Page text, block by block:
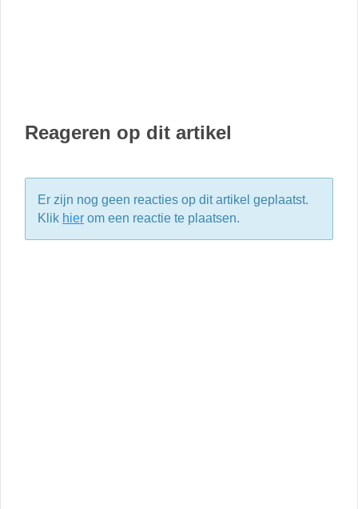
Reageren op dit artikel
Er zijn nog geen reacties op dit artikel geplaatst.
Klik hier om een reactie te plaatsen.